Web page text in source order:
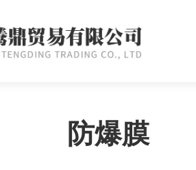
防爆膜